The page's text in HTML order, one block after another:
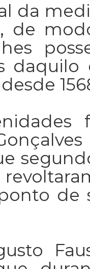
da
de
de